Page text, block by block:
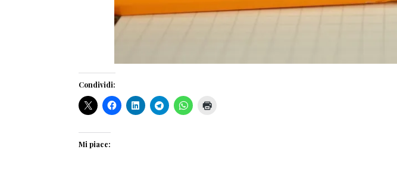
Condividi:
Mi piace: